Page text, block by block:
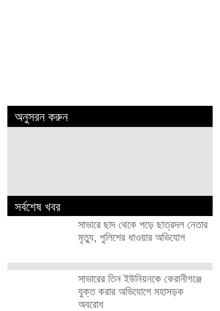
অনুসরন করুন
সর্বশেষ খবর
সাভারে ছাদ থেকে পড়ে ছাত্রদল নেতার
মৃত্যু, পুলিশের ধাওয়ার অভিযোগ
সাভারের তিন ইউনিয়নকে কেরানীগঞ্জে
যুক্ত করার অভিযোগে মহাসড়ক
অবরোধ